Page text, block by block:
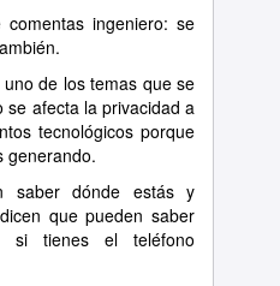
ingeniero: se
de los temas que se
se afecta la privacidad a
tecnológicos porque
generando.
saber dónde estás y
que pueden saber
si tienes el teléfono